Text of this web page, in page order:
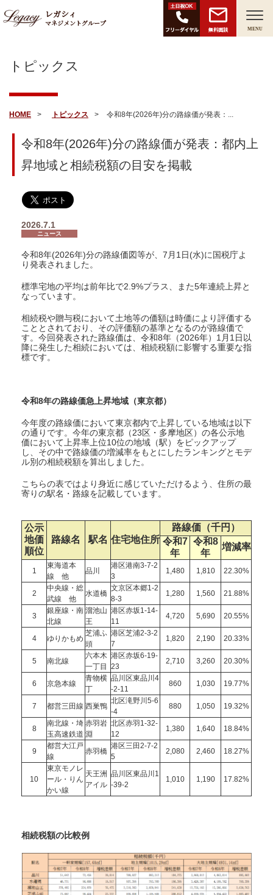
レガシィ
マネジメントグループ
無料面談 MENU
トピックス
HOME トピックス 令和8年(2026年)分の路線価が発表：...
令和8年(2026年)分の路線価が発表：都内上
昇地域と相続税額の目安を掲載
2026.7.1
ニュース
令和8年(2026年)分の路線価図等が、7月1日(水)に国税庁よ
り発表されました。
標準宅地の平均は前年比で2.9%プラス、また5年連続上昇と
なっています。
相続税や贈与税において土地等の価額は時価により評価する
こととされており、その評価額の基準となるのが路線価で
す。今回発表された路線価は、令和8年（2026年）1月1日以
降に発生した相続においては、相続税額に影響する重要な指
標です。
令和8年の路線価急上昇地域（東京都）
今年度の路線価において東京都内で上昇している地域は以下
の通りです。今年の東京都（23区・多摩地区）の各公示地
価において上昇率上位10位の地域（駅）をピックアップ
し、その中で路線価の増減率をもとにしたランキングとモデ
ル別の相続税額を算出しました。
こちらの表ではより身近に感じていただけるよう、住所の最
寄りの駅名・路線を記載しています。
公示
地価
順位
路線名 駅名 住宅地住所
路線価（千円）
令和7
年
令和8
年
増減率
1
東海道本
線 他
品川
港区港南3-7-2
3
1,480 1,810 22.30%
2
中央線・総
武線 他
水道橋
文京区本郷1-2
8-3
1,280 1,560 21.88%
3
銀座線・南
北線
溜池山
王
港区赤坂1-14-
11
4,720 5,690 20.55%
4 ゆりかもめ
芝浦ふ
頭
港区芝浦2-3-2
7
1,820 2,190 20.33%
5 南北線
六本木
一丁目
港区赤坂6-19-
23
2,710 3,260 20.30%
6 京急本線
青物横
丁
品川区東品川4
-2-11
860 1,030 19.77%
7 都営三田線 西巣鴨
北区滝野川5-6
-4
880 1,050 19.32%
8
南北線・埼
玉高速鉄道
赤羽岩
淵
北区赤羽1-32-
12
1,380 1,640 18.84%
9
都営大江戸
線
赤羽橋
港区三田2-7-2
5
2,080 2,460 18.27%
10
東京モノレ
ール・りん
かい線
天王洲
アイル
品川区東品川1
-39-2
1,010 1,190 17.82%
相続税額の比較例